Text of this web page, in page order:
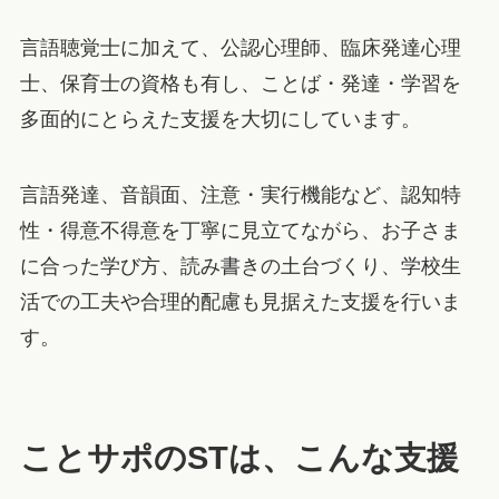
言語聴覚士に加えて、公認心理師、臨床発達心理
士、保育士の資格も有し、ことば・発達・学習を
多面的にとらえた支援を大切にしています。
言語発達、音韻面、注意・実行機能など、認知特
性・得意不得意を丁寧に見立てながら、お子さま
に合った学び方、読み書きの土台づくり、学校生
活での工夫や合理的配慮も見据えた支援を行いま
す。
ことサポのSTは、こんな支援